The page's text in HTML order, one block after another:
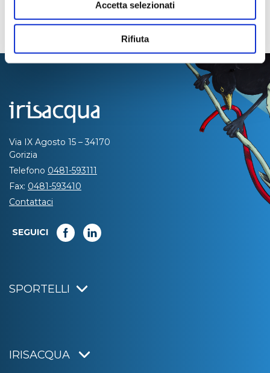
Accetta selezionati
Rifiuta
Via IX Agosto 15 – 34170
Gorizia
Telefono 0481-593111
Fax: 0481-593410
Contattaci
SEGUICI
SPORTELLI
IRISACQUA